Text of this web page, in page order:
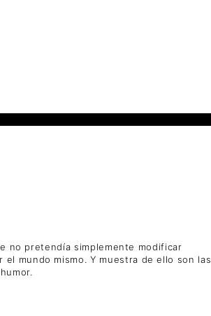
no pretendía simplemente modificar
mundo mismo. Y muestra de ello son las